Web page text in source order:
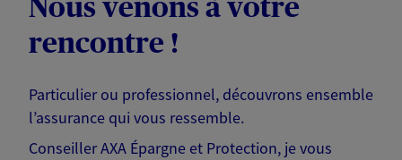
Nous venons à votre
rencontre !
Particulier ou professionnel, découvrons ensemble
l’assurance qui vous ressemble.
Conseiller AXA Épargne et Protection, je vous